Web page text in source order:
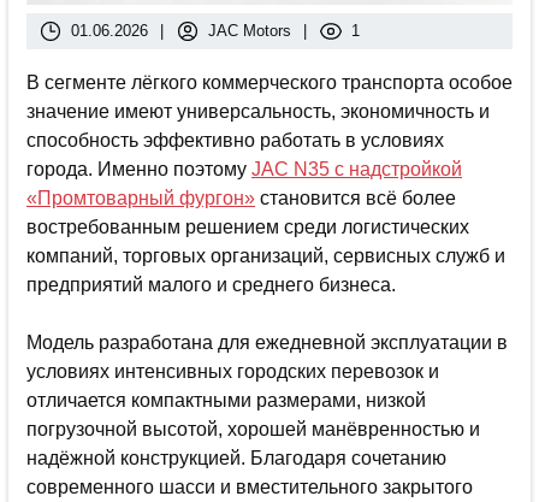
01.06.2026 JAC Motors 1
В сегменте лёгкого коммерческого транспорта особое
значение имеют универсальность, экономичность и
способность эффективно работать в условиях
города. Именно поэтому JAC N35 с надстройкой
«Промтоварный фургон» становится всё более
востребованным решением среди логистических
компаний, торговых организаций, сервисных служб и
предприятий малого и среднего бизнеса.
Модель разработана для ежедневной эксплуатации в
условиях интенсивных городских перевозок и
отличается компактными размерами, низкой
погрузочной высотой, хорошей манёвренностью и
надёжной конструкцией. Благодаря сочетанию
современного шасси и вместительного закрытого